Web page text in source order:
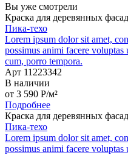
Вы уже смотрели
Краска для деревянных
Пика-техо
Lorem ipsum dolor sit amet,
possimus animi facere
cum, porro tempora.
Арт 11223342
В наличии
от 3 590 P/м²
Подробнее
Краска для деревянных
Пика-техо
Lorem ipsum dolor sit amet,
possimus animi facere